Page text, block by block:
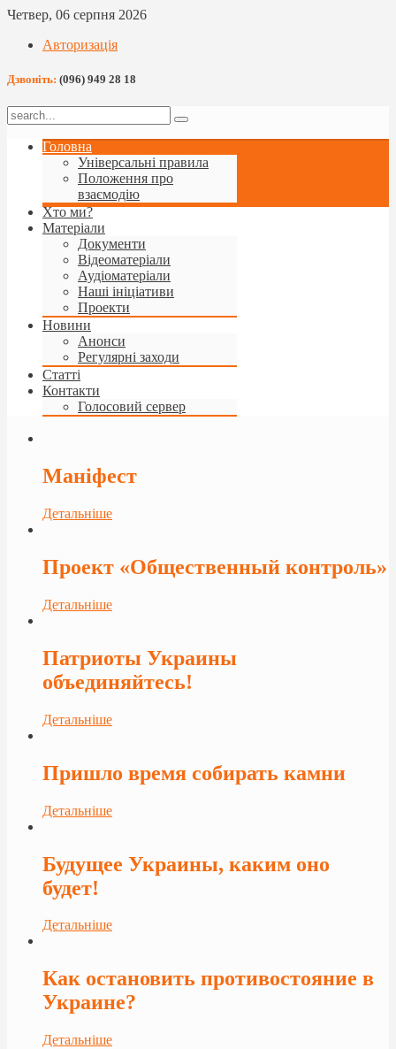
Четвер, 06 серпня 2026
Авторизація
Дзвоніть: (096) 949 28 18
Головна
Універсальні правила
Положення про
взаємодію
Хто ми?
Матеріали
Документи
Відеоматеріали
Аудіоматеріали
Наші ініціативи
Проекти
Новини
Анонси
Регулярні заходи
Статті
Контакти
Голосовий сервер
Маніфест
Детальніше
Проект «Общественный контроль»
Детальніше
Патриоты Украины
объединяйтесь!
Детальніше
Пришло время собирать камни
Детальніше
Будущее Украины, каким оно
будет!
Детальніше
Как остановить противостояние в
Украине?
Детальніше